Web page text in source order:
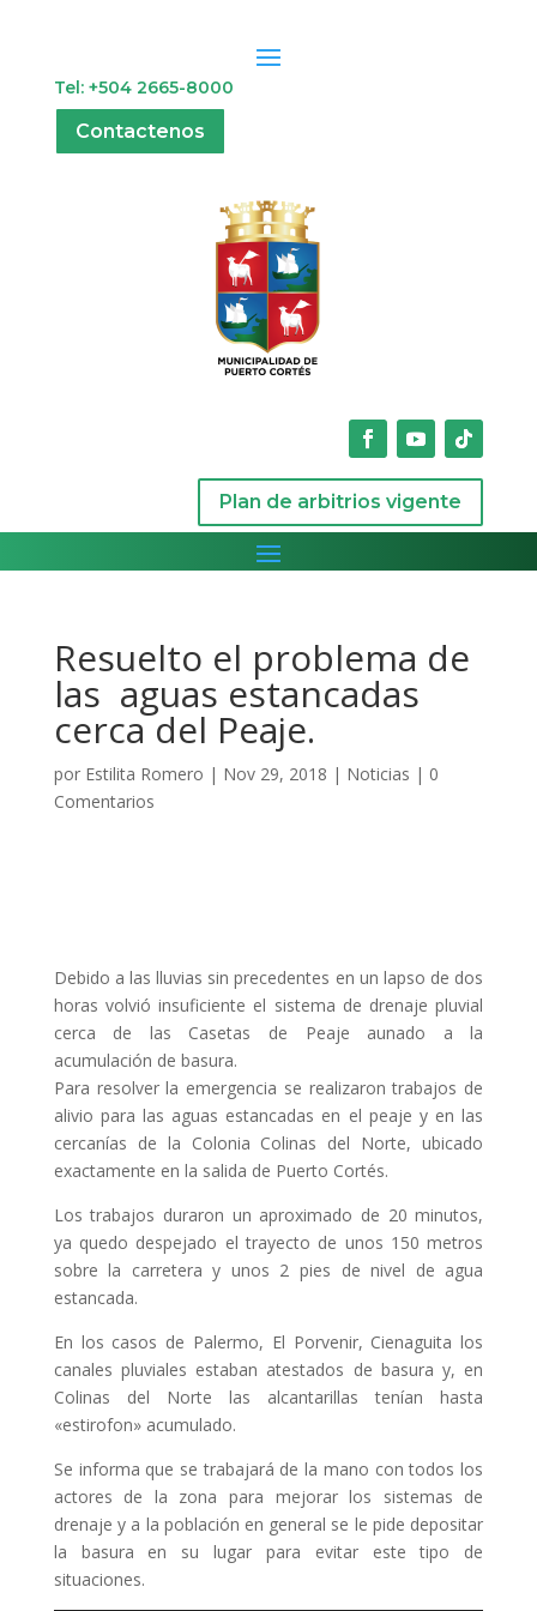
Tel: +504 2665-8000
Contactenos
Plan de arbitrios vigente
Resuelto el problema de
las aguas estancadas
cerca del Peaje.
por Estilita Romero | Nov 29, 2018 | Noticias | 0
Comentarios
Debido a las lluvias sin precedentes en un lapso de dos
horas volvió insuficiente el sistema de drenaje pluvial
cerca de las Casetas de Peaje aunado a la
acumulación de basura.
Para resolver la emergencia se realizaron trabajos de
alivio para las aguas estancadas en el peaje y en las
cercanías de la Colonia Colinas del Norte, ubicado
exactamente en la salida de Puerto Cortés.
Los trabajos duraron un aproximado de 20 minutos,
ya quedo despejado el trayecto de unos 150 metros
sobre la carretera y unos 2 pies de nivel de agua
estancada.
En los casos de Palermo, El Porvenir, Cienaguita los
canales pluviales estaban atestados de basura y, en
Colinas del Norte las alcantarillas tenían hasta
«estirofon» acumulado.
Se informa que se trabajará de la mano con todos los
actores de la zona para mejorar los sistemas de
drenaje y a la población en general se le pide depositar
la basura en su lugar para evitar este tipo de
situaciones.